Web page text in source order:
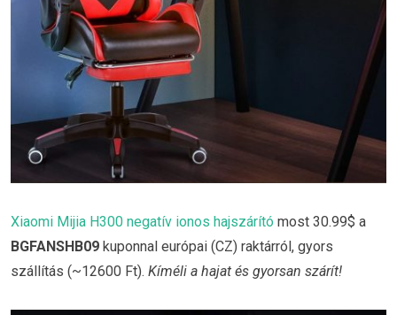
Xiaomi Mijia H300 negatív ionos hajszárító most 30.99$ a
BGFANSHB09 kuponnal európai (CZ) raktárról, gyors
szállítás (~12600 Ft). Kíméli a hajat és gyorsan szárít!